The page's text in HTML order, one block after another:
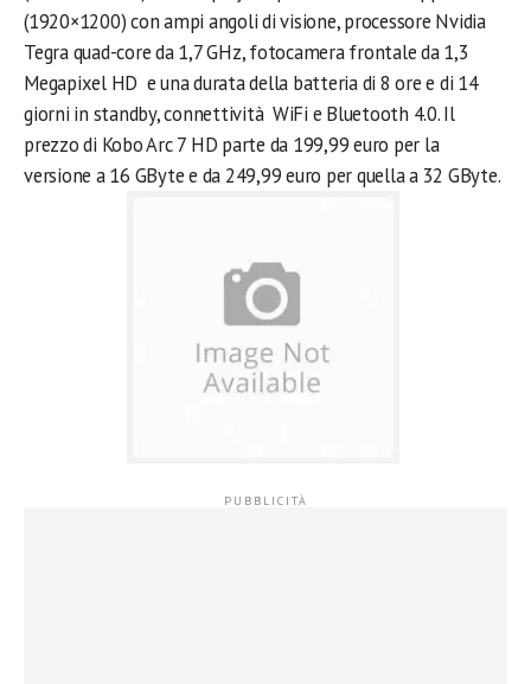
(1920×1200) con ampi angoli di visione, processore Nvidia
Tegra quad-core da 1,7 GHz, fotocamera frontale da 1,3
Megapixel HD e una durata della batteria di 8 ore e di 14
giorni in standby, connettività WiFi e Bluetooth 4.0. Il
prezzo di Kobo Arc 7 HD parte da 199,99 euro per la
versione a 16 GByte e da 249,99 euro per quella a 32 GByte.